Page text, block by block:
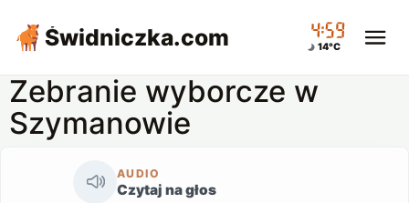
Świdniczka.com 04:59
14°C
Zebranie wyborcze w
Szymanowie
AUDIO
Czytaj na głos